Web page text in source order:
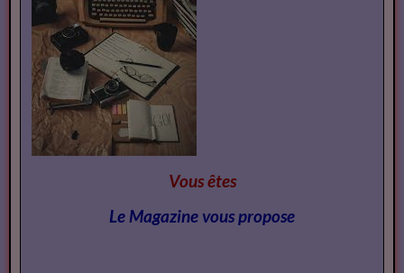
Vous êtes
Le Magazine vous propose